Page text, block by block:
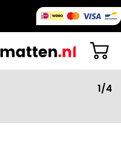
1/4